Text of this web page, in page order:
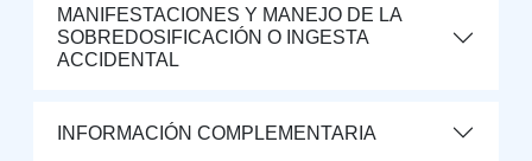
MANIFESTACIONES Y MANEJO DE LA
SOBREDOSIFICACIÓN O INGESTA
ACCIDENTAL
INFORMACIÓN COMPLEMENTARIA